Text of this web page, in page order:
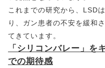
これまでの研究から、LSD
り、ガン患者の不安を緩和
てきています。
「シリコンバレー」を
での期待感